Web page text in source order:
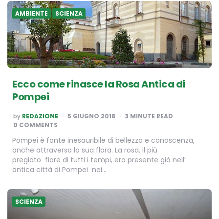
AMBIENTE SCIENZA
Ecco come rinasce la Rosa Antica di
Pompei
POSTED
BY
by REDAZIONE 5 GIUGNO 2018 3 MINUTE READ
0 COMMENTS
Pompei è fonte inesauribile di bellezza e conoscenza,
anche attraverso la sua flora. La rosa, il più
pregiato fiore di tutti i tempi, era presente già nell’
antica città di Pompei nei…
SCIENZA